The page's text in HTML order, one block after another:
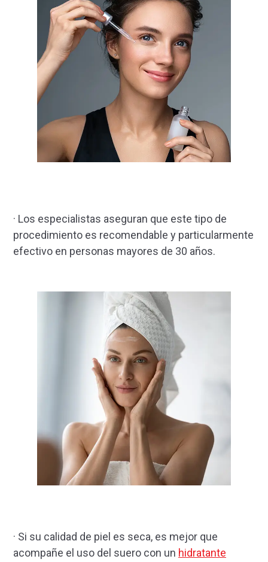
· Los especialistas aseguran que este tipo de
procedimiento es recomendable y particularmente
efectivo en personas mayores de 30 años.
· Si su calidad de piel es seca, es mejor que
acompañe el uso del suero con un hidratante